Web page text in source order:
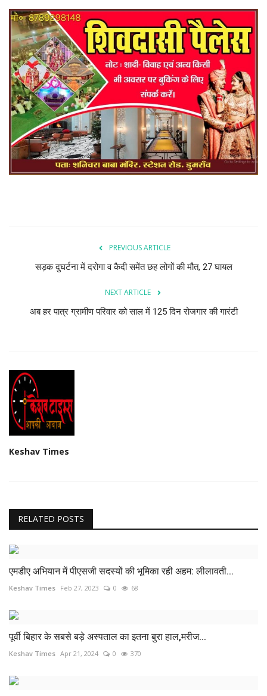
PREVIOUS ARTICLE
सड़क दुघर्टना में दरोगा व कैदी समेंत छह लोगों की मौत, 27 घायल
NEXT ARTICLE
अब हर पात्र ग्रामीण परिवार को साल में 125 दिन रोजगार की गारंटी
Keshav Times
RELATED POSTS
एमडीए अभियान में पीएसजी सदस्यों की भूमिका रही अहम: लीलावती...
Keshav Times Feb 27, 2023 0 68
पूर्वी बिहार के सबसे बड़े अस्पताल का इतना बुरा हाल,मरीज...
Keshav Times Apr 21, 2024 0 370